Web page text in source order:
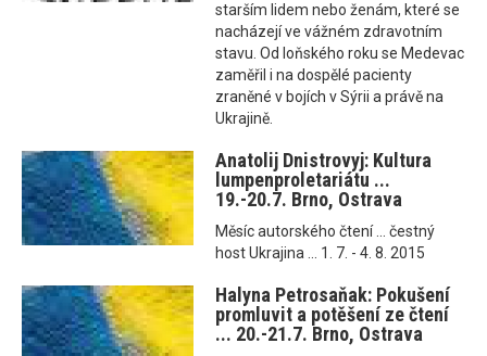
starším lidem nebo ženám, které se
nacházejí ve vážném zdravotním
stavu. Od loňského roku se Medevac
zaměřil i na dospělé pacienty
zraněné v bojích v Sýrii a právě na
Ukrajině.
Anatolij Dnistrovyj: Kultura
lumpenproletariátu ...
19.-20.7. Brno, Ostrava
Měsíc autorského čtení ... čestný
host Ukrajina ... 1. 7. - 4. 8. 2015
Halyna Petrosaňak: Pokušení
promluvit a potěšení ze čtení
... 20.-21.7. Brno, Ostrava